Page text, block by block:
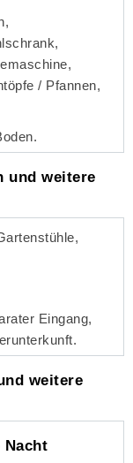
/ Pfannen,
und weitere
Eingang,
weitere
Nacht